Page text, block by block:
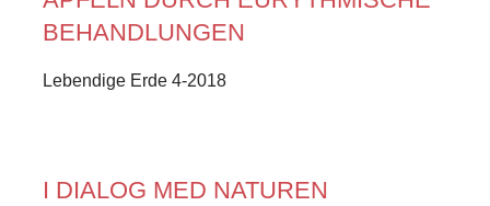
BEHANDLUNGEN
Lebendige Erde 4-2018
I DIALOG MED NATUREN